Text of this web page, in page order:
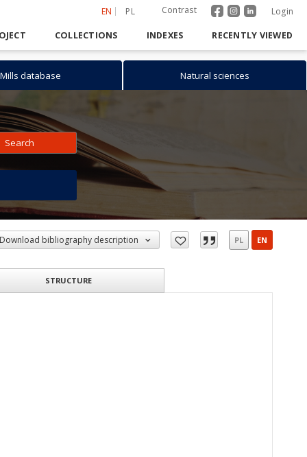
EN PL Contrast Login
COLLECTIONS INDEXES RECENTLY VIEWED
Mills database Natural sciences
Search
Download bibliography description PL EN
STRUCTURE